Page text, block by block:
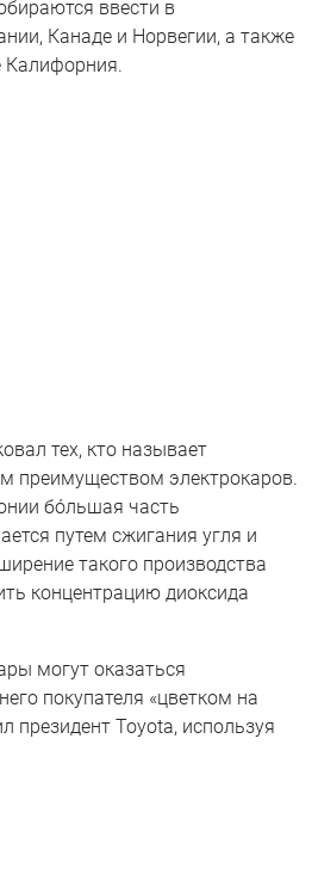
ввести в
Канаде и Норвегии, а также
Калифорния.
тех, кто называет
преимуществом электрокаров.
бóльшая часть
путем сжигания угля и
такого производства
концентрацию диоксида
могут оказаться
покупателя «цветком на
президент Toyota, используя